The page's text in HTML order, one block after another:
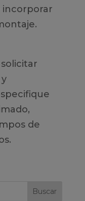
incorporar
de